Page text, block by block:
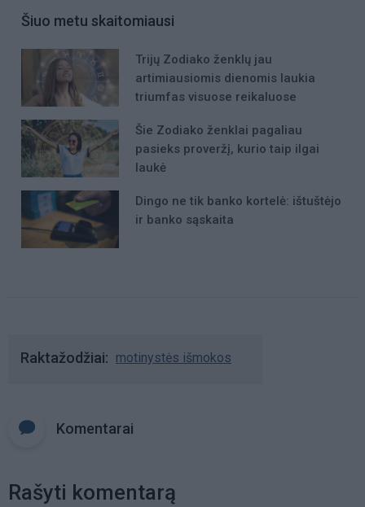
Šiuo metu skaitomiausi
Trijų Zodiako ženklų jau
artimiausiomis dienomis laukia
triumfas visuose reikaluose
Šie Zodiako ženklai pagaliau
pasieks proveržį, kurio taip ilgai
laukė
Dingo ne tik banko kortelė: ištuštėjo
ir banko sąskaita
Raktažodžiai motinystės išmokos
Komentarai
Rašyti komentarą